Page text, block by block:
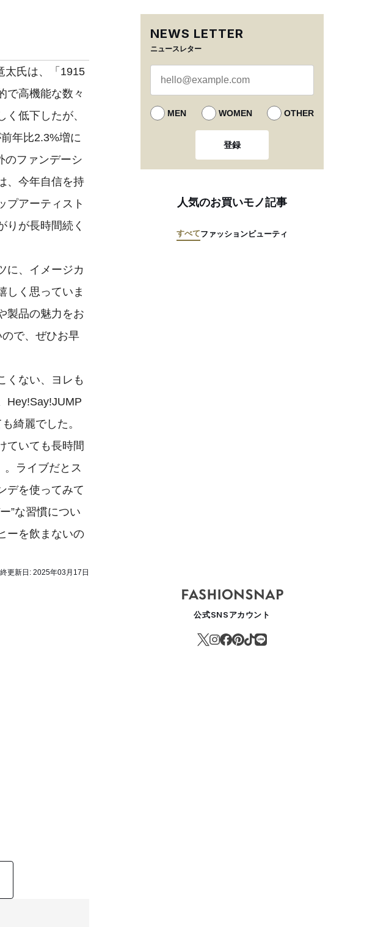
太氏は、「1915
で高機能な数々
低下したが、
年比2.3%増に
のファンデーシ
、今年自信を持
プアーティスト
りが長時間続く
に、イメージカ
しく思っていま
製品の魅力をお
で、ぜひお早
くない、ヨレも
Hey!Say!JUMP
綺麗でした。
ていても長時間
。ライブだとス
デを使ってみて
”な習慣につい
ーを飲まないの
更新日: 2025年03月17日
NEWS LETTER
ニュースレター
MEN WOMEN OTHER
登録
人気のお買いモノ記事
すべてファッションビューティ
公式SNSアカウント